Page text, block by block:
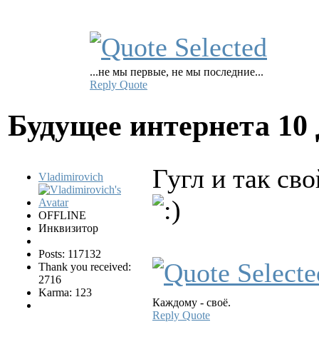
...не мы первые, не мы последние...
Reply Quote
Будущее интернета 10
Vladimirovich
OFFLINE
Инквизитор
Posts: 117132
Thank you received:
2716
Karma: 123
Гугл и так
Каждому - своё.
Reply Quote